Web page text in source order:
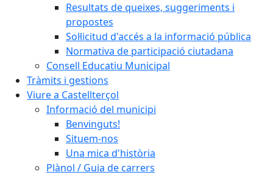
Resultats de queixes, suggeriments i
propostes
Sol·licitud d'accés a la informació pública
Normativa de participació ciutadana
Consell Educatiu Municipal
Tràmits i gestions
Viure a Castellterçol
Informació del municipi
Benvinguts!
Situem-nos
Una mica d'història
Plànol / Guia de carrers